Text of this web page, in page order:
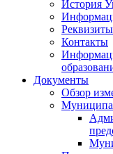
История
Реквизиты
Контакты
Документы
Обзор